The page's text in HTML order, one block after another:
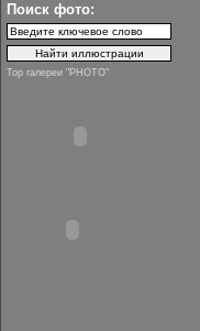
Поиск фото:
Top галереи "PHOTO"